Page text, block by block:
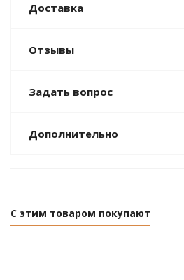
Доставка
Отзывы
Задать вопрос
Дополнительно
С этим товаром покупают